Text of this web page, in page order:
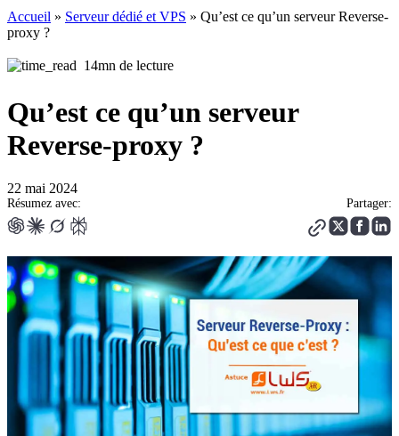
Accueil » Serveur dédié et VPS » Qu’est ce qu’un serveur Reverse-
proxy ?
14mn de lecture
Qu’est ce qu’un serveur
Reverse-proxy ?
22 mai 2024
Résumez avec: Partager: